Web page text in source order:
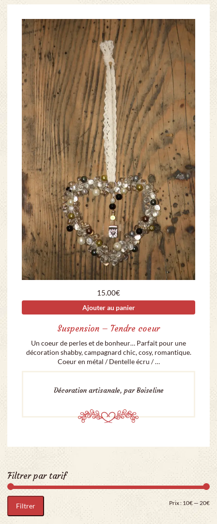
15.00€
Ajouter au panier
Suspension – Tendre coeur
Un coeur de perles et de bonheur… Parfait pour une
décoration shabby, campagnard chic, cosy, romantique.
Coeur en métal / Dentelle écru / …
Décoration artisanale, par Boiseline
Filtrer par tarif
Filtrer Prix : 10€— 20€